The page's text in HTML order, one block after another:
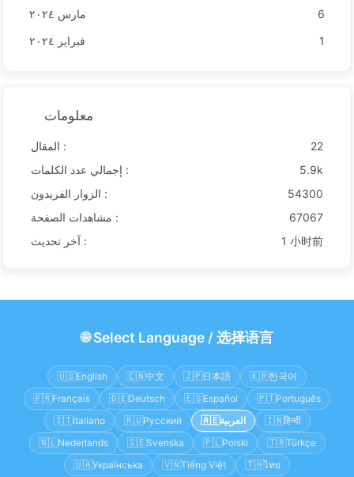
مارس ٢٠٢٤
6
فبراير ٢٠٢٤
1
معلومات
المقال :
22
إجمالي عدد الكلمات :
5.9k
الزوار الفريدون :
54300
مشاهدات الصفحة :
67067
آخر تحديث :
1 小时前
🌐Select Language/ 选择语言
🇺🇸English 🇨🇳中文 🇯🇵日本語 🇰🇷한국어
🇫🇷Français 🇩🇪Deutsch 🇪🇸Español 🇵🇹Português
🇮🇹Italiano 🇷🇺Русский 🇦🇪 العربية 🇮🇳हिन्दी
🇳🇱Nederlands 🇸🇪Svenska 🇵🇱Polski 🇹🇷Türkçe
🇺🇦Українська 🇻🇳Tiếng Việt 🇹🇭ไทย